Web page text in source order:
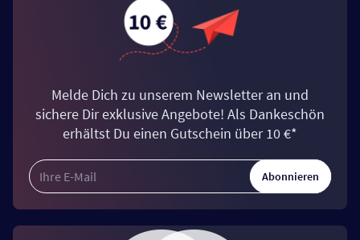
Melde Dich zu unserem Newsletter an und
sichere Dir exklusive Angebote! Als Dankeschön
erhältst Du einen Gutschein über 10 €*
Abonnieren